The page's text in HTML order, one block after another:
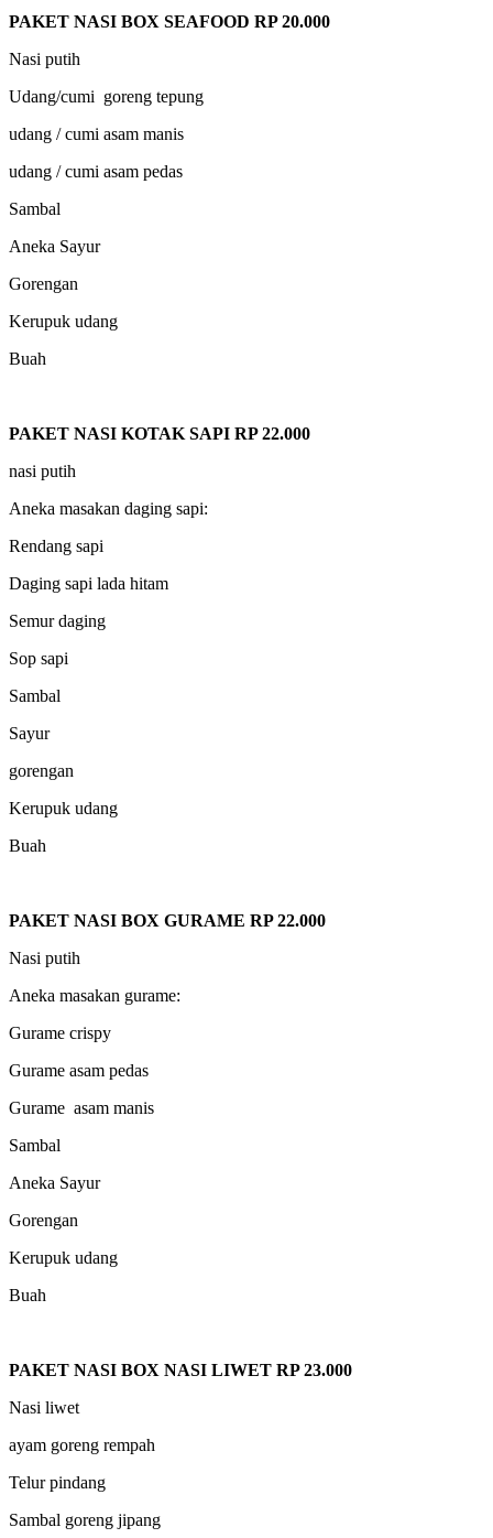
PAKET NASI BOX SEAFOOD RP 20.000
Nasi putih
Udang/cumi goreng tepung
udang / cumi asam manis
udang / cumi asam pedas
Sambal
Aneka Sayur
Gorengan
Kerupuk udang
Buah
PAKET NASI KOTAK SAPI RP 22.000
nasi putih
Aneka masakan daging sapi:
Rendang sapi
Daging sapi lada hitam
Semur daging
Sop sapi
Sambal
Sayur
gorengan
Kerupuk udang
Buah
PAKET NASI BOX GURAME RP 22.000
Nasi putih
Aneka masakan gurame:
Gurame crispy
Gurame asam pedas
Gurame asam manis
Sambal
Aneka Sayur
Gorengan
Kerupuk udang
Buah
PAKET NASI BOX NASI LIWET RP 23.000
Nasi liwet
ayam goreng rempah
Telur pindang
Sambal goreng jipang